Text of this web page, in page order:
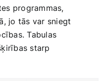
programmas,
jo tās var sniegt
Tabulas
starp